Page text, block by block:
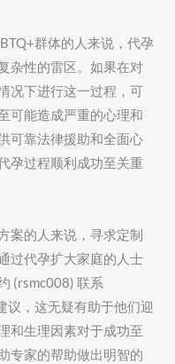
群体的人来说，代孕
杂性的雷区。如果在对
况下进行这一过程，可
可能造成严重的心理和
可靠法律援助和全面心
孕过程顺利成功至关重
案的人来说，寻求定制
过代孕扩大家庭的人士
(rsmc008) 联系
议，这无疑有助于他们迎
和生理因素对于成功至
专家的帮助做出明智的